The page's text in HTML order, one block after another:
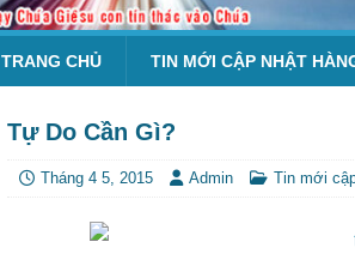
TRANG CHỦ TIN MỚI CẬP NHẬT
Tự Do Cần Gì?
Tháng 4 5, 2015 Admin Tin mới